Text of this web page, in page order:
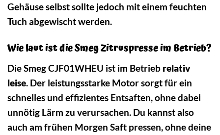
Gehäuse selbst sollte jedoch mit einem feuchten
Tuch abgewischt werden.
Wie laut ist die Smeg Zitruspresse im Betrieb?
Die Smeg CJF01WHEU ist im Betrieb relativ
leise. Der leistungsstarke Motor sorgt für ein
schnelles und effizientes Entsaften, ohne dabei
unnötig Lärm zu verursachen. Du kannst also
auch am frühen Morgen Saft pressen, ohne deine